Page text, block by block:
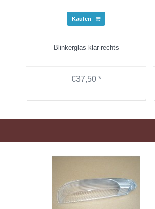
Kaufen
Blinkerglas klar rechts
€37,50 *